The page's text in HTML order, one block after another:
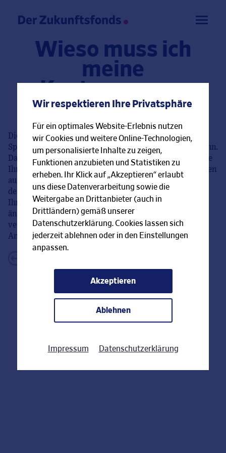
Wieso muss ich
meine
Kontonummer
angeben?
Die FFB braucht ein Konto, von dem sie Ihre einmalige
Sparsumme oder Ihre monatliche Sparrate abbuchen kann.
Damit kaufen Sie Anteile an Der Zukunftsfonds. Wenn Sie
Ihre Anteile später verkaufen wollen, wird der Erlös Ihnen
auf dieses Konto gutgeschrieben. Dieses Konto wird bei
der FFB für Ihr Depot als Referenzkonto hinterlegt. Zu
Ihrer eigenen Sicherheit können Sie dies nicht online
ändern, sondern nur per Post. Damit wollen wir
verhindern, dass jemand unbefugt die Erlöse aus Ihrer
Anlage auf ein fremdes Konto überweist.
Wir respektieren Ihre Privatsphäre
Für ein optimales Website-Erlebnis nutzen
wir Cookies und weitere Online-Technologien,
um personalisierte Inhalte zu zeigen,
Funktionen anzubieten und Statistiken zu
erheben. Ihr Klick auf „Akzeptieren“ erlaubt
uns diese Datenverarbeitung sowie die
Weitergabe an Drittanbieter (auch in
Drittländern) gemäß unserer
Datenschutzerklärung. Cookies lassen sich
jederzeit ablehnen oder in den Einstellungen
anpassen.
Akzeptieren
Ablehnen
Impressum Datenschutzerklärung